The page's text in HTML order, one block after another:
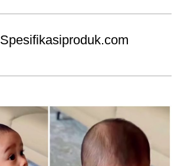
Spesifikasiproduk.com